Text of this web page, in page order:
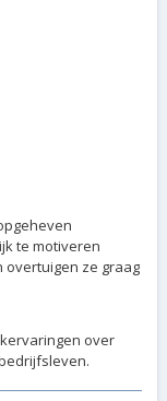
te motiveren
overtuigen ze graag
over